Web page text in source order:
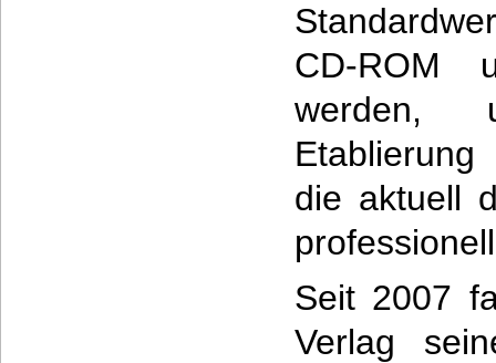
CD-ROM
werden,
die aktuell
Seit 2007
Verlag